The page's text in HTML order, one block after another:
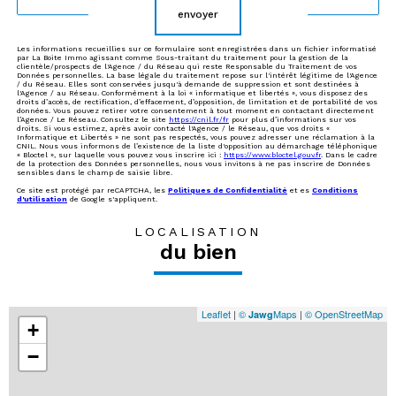
envoyer
Les informations recueillies sur ce formulaire sont enregistrées dans un fichier informatisé
par La Boite Immo agissant comme Sous-traitant du traitement pour la gestion de la
clientèle/prospects de l'Agence / du Réseau qui reste Responsable du Traitement de vos
Données personnelles. La base légale du traitement repose sur l'intérêt légitime de l'Agence
/ du Réseau. Elles sont conservées jusqu'à demande de suppression et sont destinées à
l'Agence / au Réseau. Conformément à la loi « informatique et libertés », vous disposez des
droits d’accès, de rectification, d’effacement, d’opposition, de limitation et de portabilité de vos
données. Vous pouvez retirer votre consentement à tout moment en contactant directement
l’Agence / Le Réseau. Consultez le site https://cnil.fr/fr pour plus d’informations sur vos
droits. Si vous estimez, après avoir contacté l'Agence / le Réseau, que vos droits «
Informatique et Libertés » ne sont pas respectés, vous pouvez adresser une réclamation à la
CNIL. Nous vous informons de l’existence de la liste d'opposition au démarchage téléphonique
« Bloctel », sur laquelle vous pouvez vous inscrire ici : https://www.bloctel.gouv.fr. Dans le cadre
de la protection des Données personnelles, nous vous invitons à ne pas inscrire de Données
sensibles dans le champ de saisie libre.
Ce site est protégé par reCAPTCHA, les Politiques de Confidentialité et es Conditions
d'utilisation de Google s'appliquent.
LOCALISATION
du bien
+
−
Leaflet | © JawgMaps | © OpenStreetMap